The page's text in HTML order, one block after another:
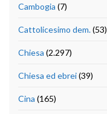
Cambogia (7)
Cattolicesimo dem.(53)
Chiesa (2.297)
Chiesa ed ebrei(39)
Cina (165)